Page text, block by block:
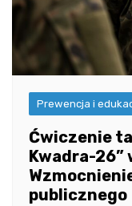
Prewencja i
Ćwiczenie
Kwadra-26”
publicznego